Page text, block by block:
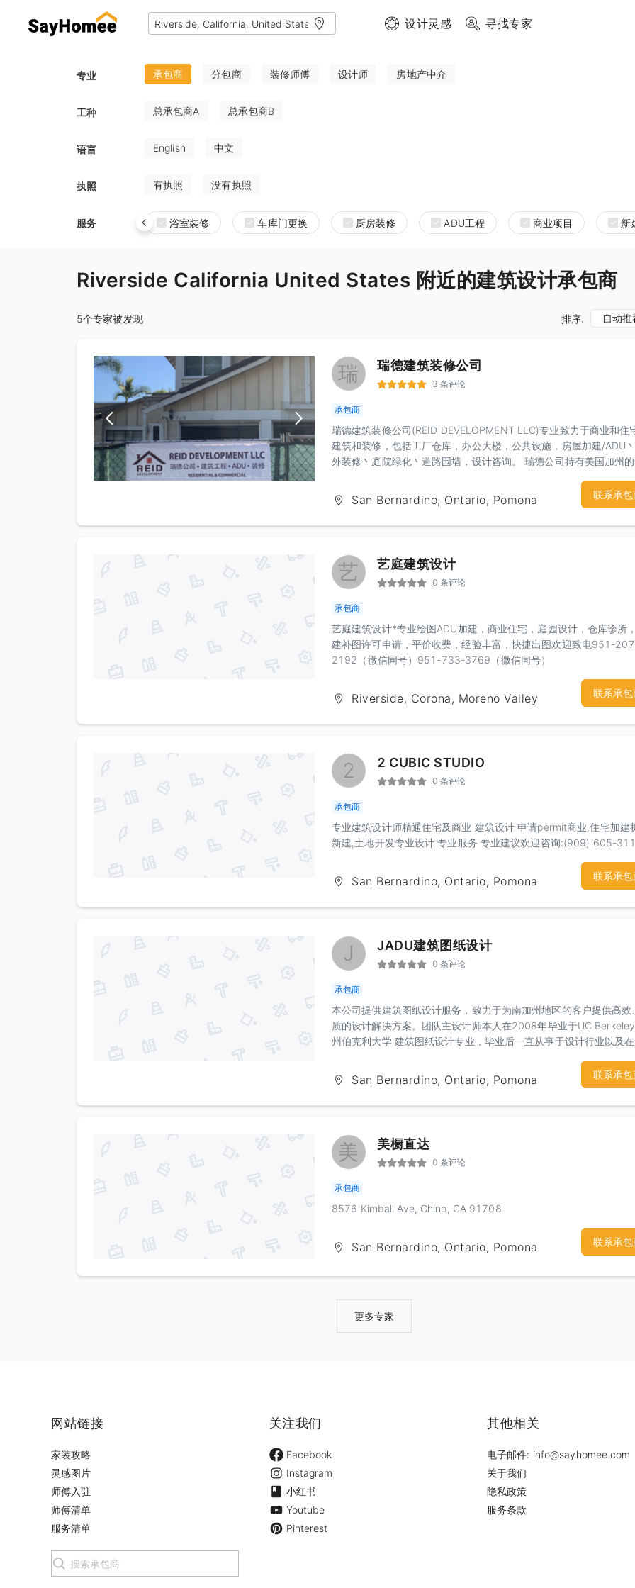
设计灵感 寻找专家
专业 承包商 分包商 装修师傅 设计师 房地产中介
工种 总承包商A 总承包商B
语言 English 中文
执照 有执照 没有执照
服务 浴室裝修 车库门更换 厨房装修 ADU工程 商业项目 新
Riverside California United States 附近的建筑设计承包商
5个专家被发现 排序: 自动推
瑞 瑞德建筑装修公司
3 条评论
承包商
瑞德建筑装修公司(REID DEVELOPMENT LLC)专业致力于商业和住
建筑和装修，包括工厂仓库，办公大楼，公共设施，房屋加建/ADU
外装修丶庭院绿化丶道路围墙，设计咨询。 瑞德公司持有美国加州
www.reiddevelop.com. 我们的房屋建造或装修价格合理公道。 我们
客户丶设计师丶建筑师紧密合作，保障质量丶工期和预算。 免费估
联系人：刘先生 电话：909-900-7668 微信：1260325792
San Bernardino, Ontario, Pomona 联系承包
艺 艺庭建筑设计
0 条评论
承包商
艺庭建筑设计*专业绘图ADU加建，商业住宅，庭园设计，仓库诊所
建补图许可申请，平价收费，经验丰富，快捷出图欢迎致电951-
2192（微信同号）951-733-3769（微信同号）
Riverside, Corona, Moreno Valley 联系承包
2 2 CUBIC STUDIO
0 条评论
承包商
专业建筑设计师精通住宅及商业 建筑设计 申请permit商业,住宅加建
新建,土地开发专业设计 专业服务 专业建议欢迎咨询:(909) 605-
San Bernardino, Ontario, Pomona 联系承包
J JADU建筑图纸设计
0 条评论
承包商
本公司提供建筑图纸设计服务，致力于为南加州地区的客户提供高效
质的设计解决方案。团队主设计师本人在2008年毕业于UC
州伯克利大学 建筑图纸设计专业，毕业后一直从事于设计行业以及
与各市/县政府的图纸审批服务。我们深入了解南加州地区的建筑规范
审批流程，可以高效地与政府部门进行沟通，并确保图纸能够顺利通
批。以下是我们的业务内容：1）新建/加建图纸设计2）ADU/JADU
Legalize图纸设计4）土地规划设计图，3D渲染图5）大麻屋/火烧屋
图6）结构工程图，Title24能源报告7）MEP工程图：提供机械（暖通
调）、电气和管路系统的设计图纸我们承诺为客户提供定制绘图服务
保证合理的价格！我们乐意利用工作以外的时间和精力，以最短的时
话：(909)529-1165
San Bernardino, Ontario, Pomona 联系承包
美 美橱直达
0 条评论
承包商
8576 Kimball Ave, Chino, CA 91708
San Bernardino, Ontario, Pomona 联系承包
更多专家
网站链接
家装攻略
灵感图片
师傅入驻
师傅清单
服务清单
关注我们
Facebook
Instagram
小红书
Youtube
Pinterest
其他相关
电子邮件: info@sayhomee.com
关于我们
隐私政策
服务条款